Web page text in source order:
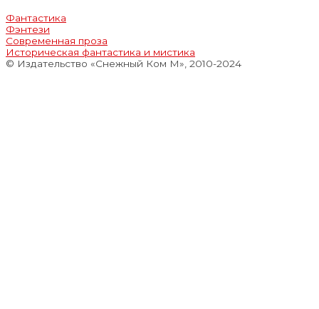
Фантастика
Фэнтези
Современная проза
Историческая фантастика и мистика
© Издательство «Снежный Ком М», 2010-2024